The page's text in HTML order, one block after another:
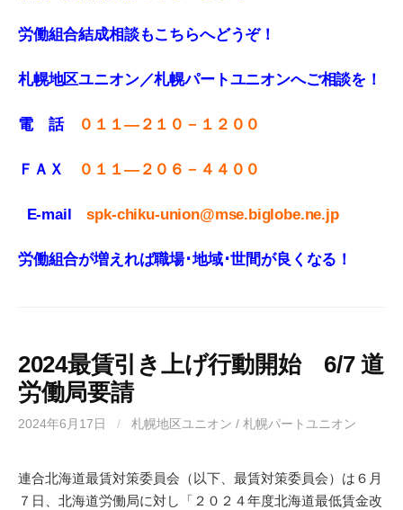
労働組合結成相談もこちらへどうぞ！
札幌地区ユニオン／札幌パートユニオンへご相談を！
電 話 ０１１—２１０－１２００
ＦＡＸ ０１１—２０６－４４００
E-mailspk-chiku-union@mse.biglobe.ne.jp
労働組合が増えれば職場･地域･世間が良くなる！
2024最賃引き上げ行動開始 6/7 道
労働局要請
2024年6月17日 / 札幌地区ユニオン / 札幌パートユニオン
連合北海道最賃対策委員会（以下、最賃対策委員会）は６月
７日、北海道労働局に対し「２０２４年度北海道最低賃金改